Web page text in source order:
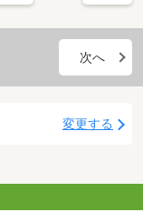
することが私たちの
価値として捉え、
いくことを目指して
を賜りますようお願
次へ
変更する